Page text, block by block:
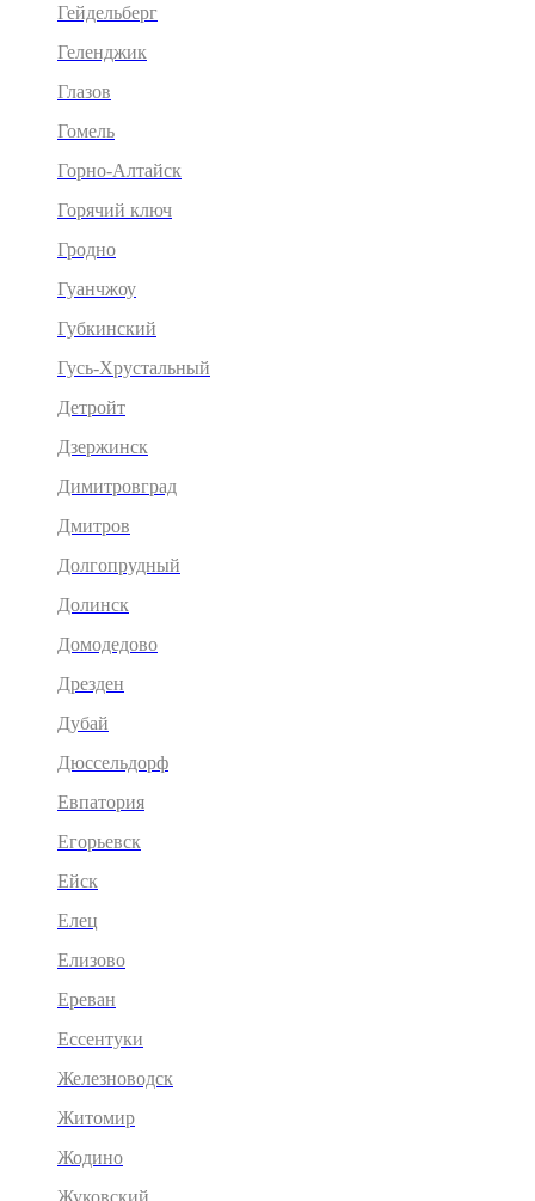
Гейдельберг
Геленджик
Глазов
Гомель
Горно-Алтайск
Горячий ключ
Гродно
Гуанчжоу
Губкинский
Гусь-Хрустальный
Детройт
Дзержинск
Димитровград
Дмитров
Долгопрудный
Долинск
Домодедово
Дрезден
Дубай
Дюссельдорф
Евпатория
Егорьевск
Ейск
Елец
Елизово
Ереван
Ессентуки
Железноводск
Житомир
Жодино